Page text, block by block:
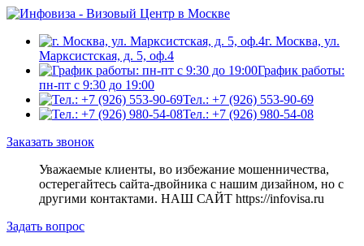
г. Москва, ул.
Марксистская, д. 5, оф.4
График работы:
пн-пт с 9:30 до 19:00
Тел.: +7 (926) 553-90-69
Тел.: +7 (926) 980-54-08
Заказать звонок
Уважаемые клиенты, во избежание мошенничества,
остерегайтесь сайта-двойника c нашим дизайном, но с
другими контактами. НАШ САЙТ https://infovisa.ru
Задать вопрос